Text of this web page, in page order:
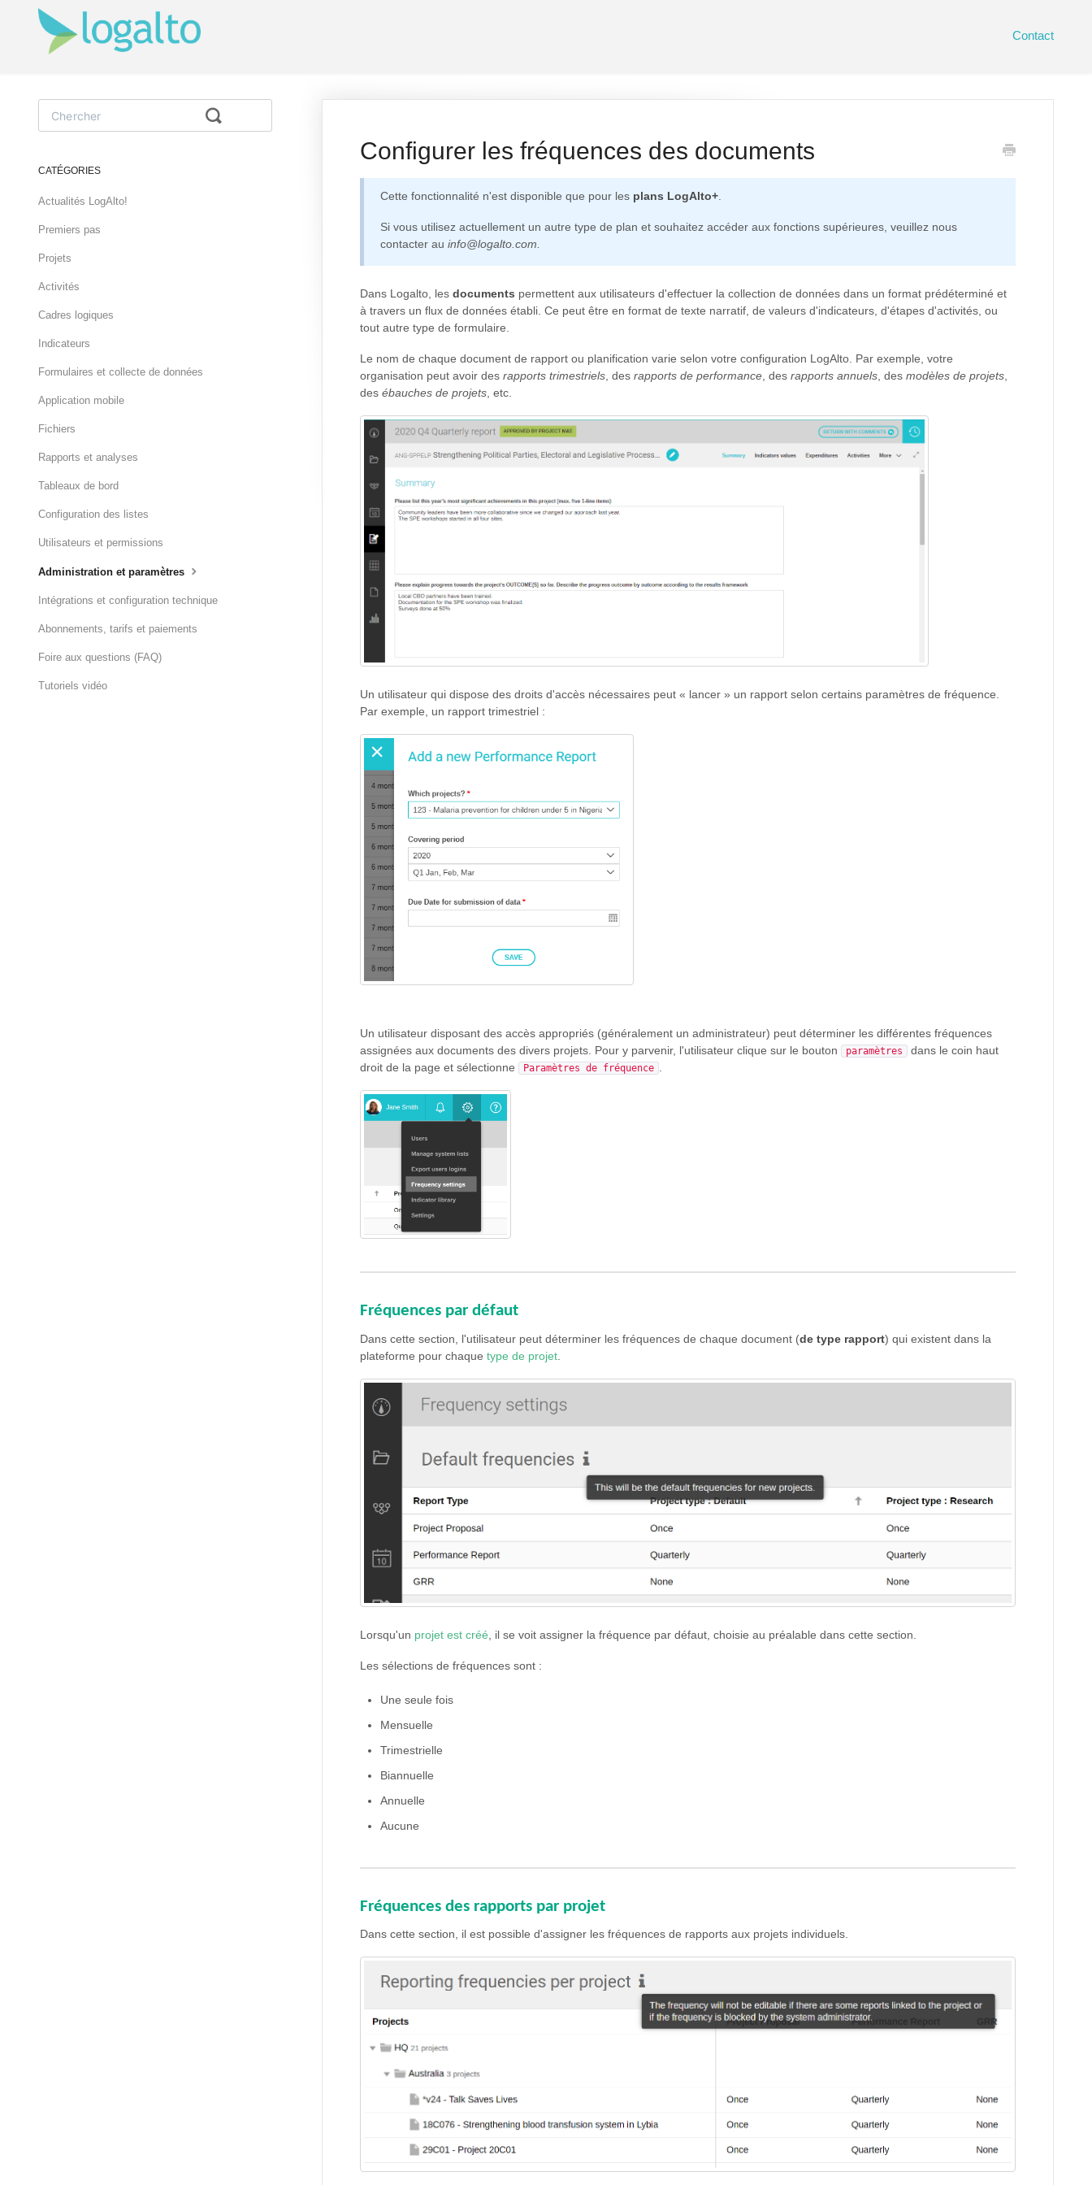
Contact
Configurer les fréquences des documents
Cette fonctionnalité n'est disponible que pour les plans LogAlto+.
Si vous utilisez actuellement un autre type de plan et souhaitez accéder aux fonctions supérieures, veuillez nous
contacter au info@logalto.com.
Dans Logalto, les documents permettent aux utilisateurs d'effectuer la collection de données dans un format prédéterminé et
à travers un flux de données établi. Ce peut être en format de texte narratif, de valeurs d'indicateurs, d'étapes d'activités, ou
tout autre type de formulaire.
Le nom de chaque document de rapport ou planification varie selon votre configuration LogAlto. Par exemple, votre
organisation peut avoir desrapports trimestriels, des rapports de performance, des rapports annuels, desmodèles de projets,
des ébauches de projets, etc.
Un utilisateur qui dispose des droits d'accès nécessaires peut « lancer » un rapport selon certains paramètres de fréquence.
Par exemple, un rapport trimestriel :
Un utilisateur disposant des accès appropriés (généralement un administrateur) peut déterminer les différentes fréquences
assignées aux documents des divers projets. Pour y parvenir, l'utilisateur clique sur le bouton
paramètres
dans le coin haut
droit de la page et sélectionne
Paramètres de fréquence
Fréquences par défaut
Dans cette section, l'utilisateur peut déterminer les fréquences de chaque document (de type rapport) qui existent dans la
plateforme pour chaque type de projet.
Lorsqu'un projet est créé , il se voit assigner la fréquence par défaut, choisie au préalable dans cette section.
Les sélections de fréquences sont :
Une seule fois
Mensuelle
Trimestrielle
Biannuelle
Annuelle
Aucune
Fréquences des rapports par projet
Dans cette section, il est possible d'assigner les fréquences de rapports aux projets individuels.
Toggle
Search
CATÉGORIES
Actualités LogAlto!
Premiers pas
Projets
Activités
Cadres logiques
Indicateurs
Formulaires et collecte de données
Application mobile
Fichiers
Rapports et analyses
Tableaux de bord
Configuration des listes
Utilisateurs et permissions
Administration et paramètres
Intégrations et configuration technique
Abonnements, tarifs et paiements
Foire aux questions (FAQ)
Tutoriels vidéo